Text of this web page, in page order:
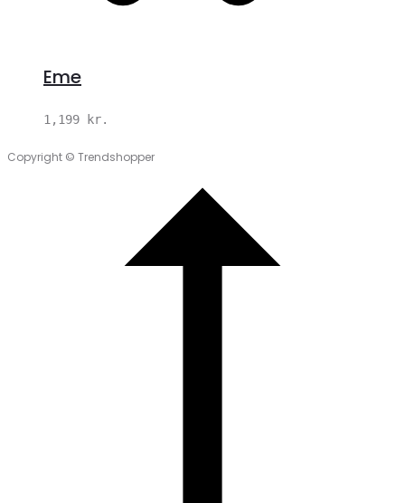
Eme
1,199 kr.
Copyright © Trendshopper